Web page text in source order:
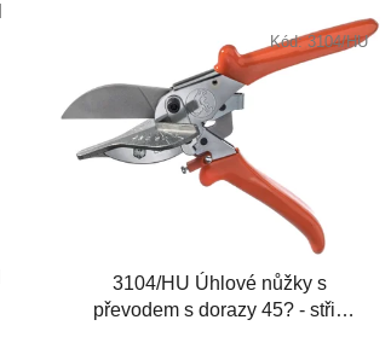
3104/HU Úhlové nůžky s
převodem s dorazy 45? - střih
Kód:3104/HU